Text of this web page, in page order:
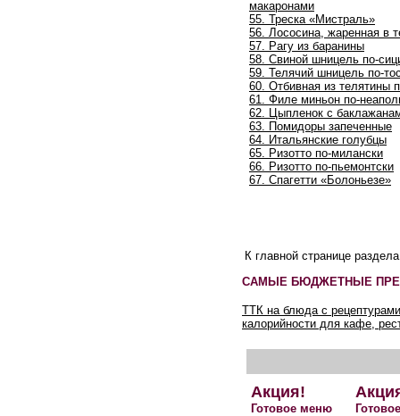
макаронами
55. Треска «Мистраль»
56. Лососина, жаренная в
57. Рагу из баранины
58. Свиной шницель по-
59. Телячий шницель по-
60. Отбивная из телятины
61. Филе миньон по-
62. Цыпленок с
63. Помидоры запеченные
64. Итальянские голубцы
65. Ризотто по-милански
66. Ризотто по-пьемонтски
67. Спагетти «Болоньезе»
К главной странице
САМЫЕ БЮДЖЕТНЫЕ
ТТК на блюда с
калорийности для кафе,
Акция!
Готовое меню